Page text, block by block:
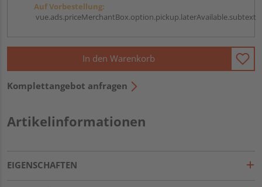
Auf Vorbestellung:
vue.ads.priceMerchantBox.option.pickup.laterAvailable.subtext
In den Warenkorb
Komplettangebot anfragen
Artikelinformationen
EIGENSCHAFTEN